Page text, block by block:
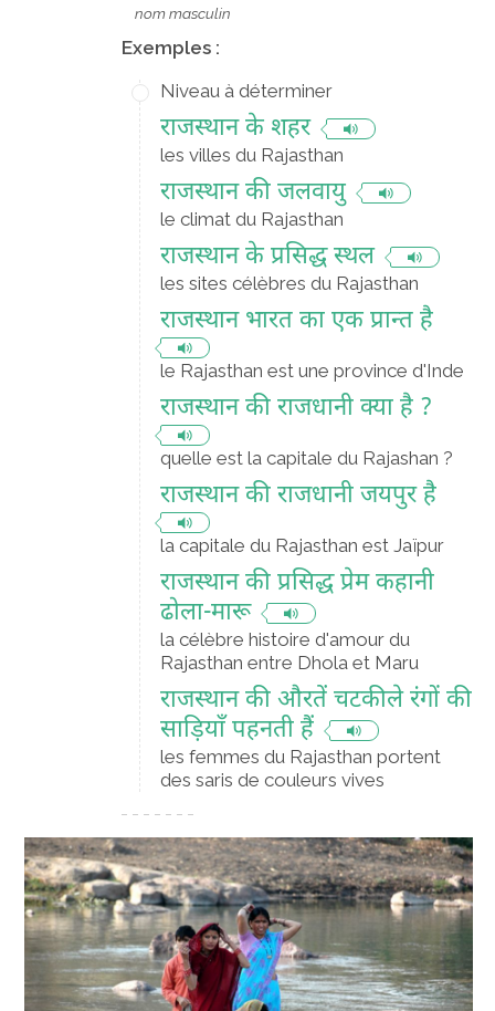
nom masculin
Exemples :
Niveau à déterminer
राजस्थान के शहर
les villes du Rajasthan
राजस्थान की जलवायु
le climat du Rajasthan
राजस्थान के प्रसिद्ध स्थल
les sites célèbres du Rajasthan
राजस्थान भारत का एक प्रान्त है
le Rajasthan est une province d'Inde
राजस्थान की राजधानी क्या है ?
quelle est la capitale du Rajashan ?
राजस्थान की राजधानी जयपुर है
la capitale du Rajasthan est Jaïpur
राजस्थान की प्रसिद्ध प्रेम कहानी
ढोला-मारू
la célèbre histoire d'amour du
Rajasthan entre Dhola et Maru
राजस्थान की औरतें चटकीले रंगों की
साड़ियाँ पहनती हैं
les femmes du Rajasthan portent
des saris de couleurs vives